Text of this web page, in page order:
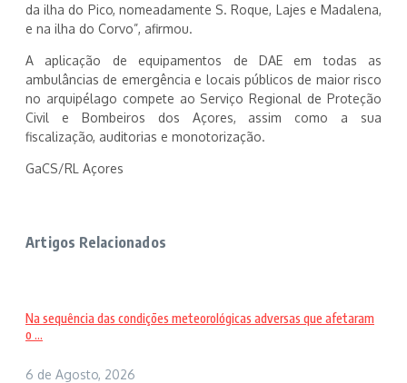
da ilha do Pico, nomeadamente S. Roque, Lajes e Madalena,
e na ilha do Corvo”, afirmou.
A aplicação de equipamentos de DAE em todas as
ambulâncias de emergência e locais públicos de maior risco
no arquipélago compete ao Serviço Regional de Proteção
Civil e Bombeiros dos Açores, assim como a sua
fiscalização, auditorias e monotorização.
GaCS/RL Açores
Artigos Relacionados
Na sequência das condições meteorológicas adversas que afetaram
o ...
6 de Agosto, 2026